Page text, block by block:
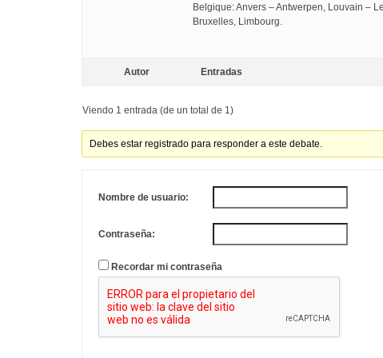
Belgique: Anvers – Antwerpen, Louvain –
Bruxelles, Limbourg.
Autor Entradas
Viendo 1 entrada (de un total de 1)
Debes estar registrado para responder a este debate.
Nombre de usuario:
Contraseña:
Recordar mi contraseña